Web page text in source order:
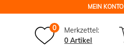
MEIN KONTO
0
Merkzettel:
0 Artikel